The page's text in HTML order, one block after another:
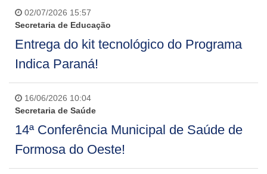
02/07/2026 15:57
Secretaria de Educação
Entrega do kit tecnológico do Programa
Indica Paraná!
16/06/2026 10:04
Secretaria de Saúde
14ª Conferência Municipal de Saúde de
Formosa do Oeste!